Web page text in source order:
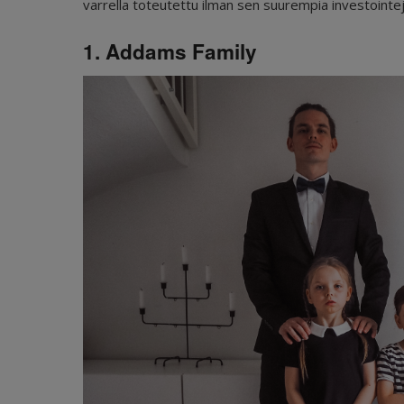
varrella toteutettu ilman sen suurempia
1. Addams Family